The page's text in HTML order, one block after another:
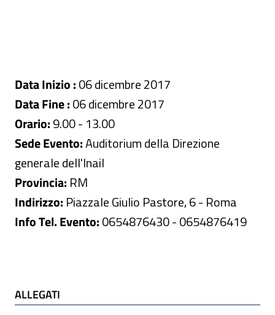
Data Inizio :06 dicembre 2017
Data Fine :06 dicembre 2017
Orario:9.00 - 13.00
Sede Evento:Auditorium della Direzione
generale dell'Inail
Provincia: RM
Indirizzo: Piazzale Giulio Pastore, 6 - Roma
Info Tel. Evento:0654876430 - 0654876419
ALLEGATI
ALLEGATI